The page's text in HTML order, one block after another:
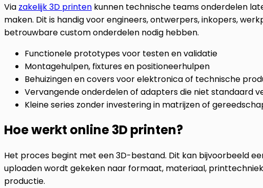
Via zakelijk 3D printen kunnen technische teams onderdelen
maken. Dit is handig voor engineers, ontwerpers, inkopers,
betrouwbare custom onderdelen nodig hebben.
Functionele prototypes voor testen en validatie
Montagehulpen, fixtures en positioneerhulpen
Behuizingen en covers voor elektronica of technische
Vervangende onderdelen of adapters die niet standaard
Kleine series zonder investering in matrijzen of
Hoe werkt online 3D printen?
Het proces begint met een 3D-bestand. Dit kan bijvoorbeeld
uploaden wordt gekeken naar formaat, materiaal,
productie.